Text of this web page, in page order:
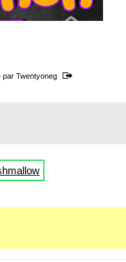
par Twentyoneg